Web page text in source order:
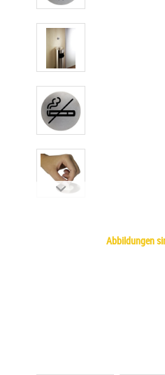
Abbildungen